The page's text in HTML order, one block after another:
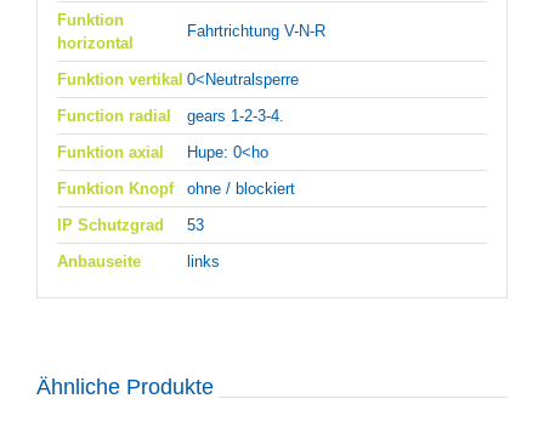
Funktion
horizontal
Fahrtrichtung V-N-R
Funktion vertikal 0<Neutralsperre
Function radial
gears 1-2-3-4.
Funktion axial
Hupe: 0<ho
Funktion Knopf
ohne / blockiert
IP Schutzgrad
53
Anbauseite
links
Ähnliche Produkte